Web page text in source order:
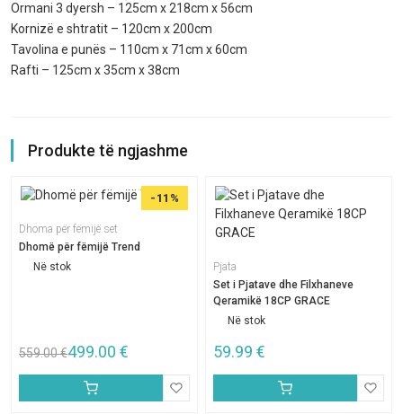
Ormani 3 dyersh – 125cm x 218cm x 56cm
Kornizë e shtratit – 120cm x 200cm
Tavolina e punës – 110cm x 71cm x 60cm
Rafti – 125cm x 35cm x 38cm
Produkte të ngjashme
-11%
Dhoma për fëmijë set
Dhomë për fëmijë Trend
Në stok
559.00€499.00 €
Pjata
Set i Pjatave dhe Filxhaneve
Qeramikë 18CP GRACE
Në stok
59.99 €